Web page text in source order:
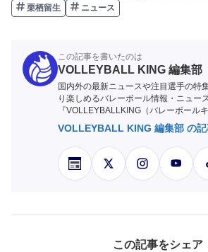
栗栖留生
ニュース
この記事を書いたのは
VOLLEYBALL KING 編集部
国内外の最新ニュースや注目選手の特
り楽しめるバレーボール情報・ニュー
『VOLLEYBALLKING（バレーボール
VOLLEYBALL KING 編集部 の記
この記事をシェア